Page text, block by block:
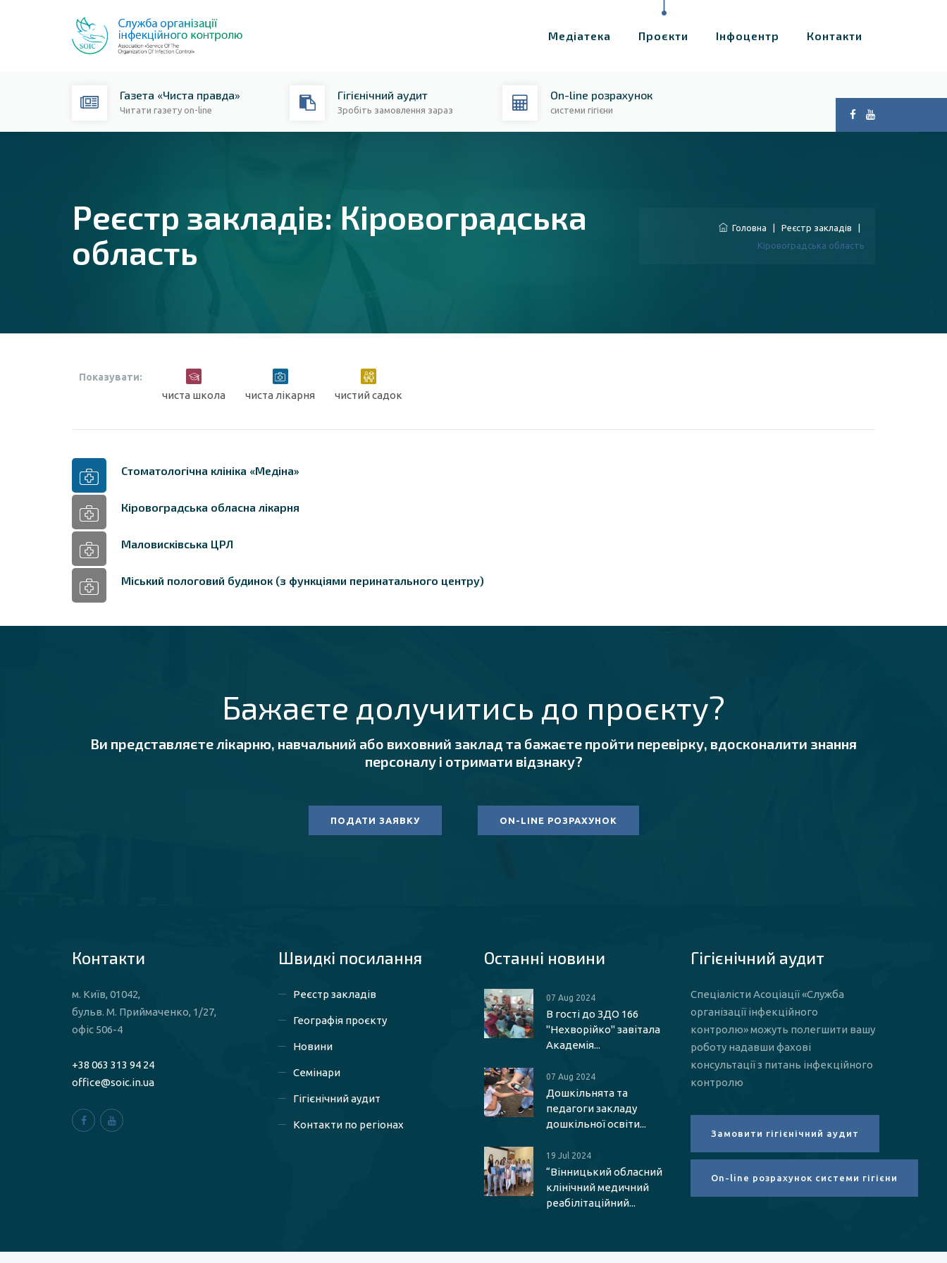
Медіатека Проєкти Інфоцентр Контакти
Газета «Чиста правда»
Читати газету on-line
Гігієнічний аудит
Зробіть замовлення зараз
On-line розрахунок
системи гігієни
Реєстр закладів: Кіровоградська
область
Головна Реєстр закладів
Кіровоградська область
Показувати:
чиста школа чиста лікарня чистий садок
Стоматологічна клініка «Медіна»
Кіровоградська обласна лікарня
Маловисківська ЦРЛ
Міський пологовий будинок (з функціями перинатального центру)
Бажаєте долучитись до проєкту?
Ви представляєте лікарню, навчальний або виховний заклад та бажаєте пройти перевірку, вдосконалити знання
персоналу і отримати відзнаку?
ПОДАТИ ЗАЯВКУ ON-LINE РОЗРАХУНОК
Контакти
м. Київ, 01042,
бульв. М. Приймаченко, 1/27,
офіс 506-4
+38 063 313 94 24
office@soic.in.ua
Швидкі посилaння
Реєстр закладів
Географія проєкту
Новини
Семінари
Гігієнічний аудит
Контакти по регіонах
Останні новини
07 Aug 2024
В гості до ЗДО 166
"Нехворійко" завітала
Академія...
07 Aug 2024
Дошкільнята та
педагоги закладу
дошкільної освіти...
19 Jul 2024
“Вінницький обласний
клінічний медичний
реабілітаційний...
Гігієнічний аудит
Спеціалісти Асоціації «Служба
організації інфекційного
контролю» можуть полегшити вашу
роботу надавши фахові
консультації з питань інфекційного
контролю